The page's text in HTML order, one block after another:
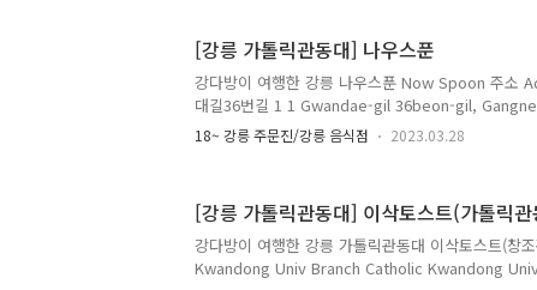
돌돌계란김밥 Doldol Gyeran Egg Gimbap 4,500원
는..
[강릉 가톨릭관동대] 나우스푼
강다방이 여행한 강릉 나우스푼 Now Spoon 주소
대길36번길 1 1 Gwandae-gil 36beon-gil,
시간 Opening Hours : 매일 Everyday
휴무 Closed Every Sunday 메뉴 및 가격 Menu
Rice Bowl) 8,000원 1인 스키야키 1 Person
18~ 강릉 주문진/강릉 음식점 2023.03.28
[강릉 가톨릭관동대] 이삭토스트(가톨릭
강다방이 여행한 강릉 가톨릭관동대 이삭토스트(창
Kwandong Univ Branch Catholic Kwandong